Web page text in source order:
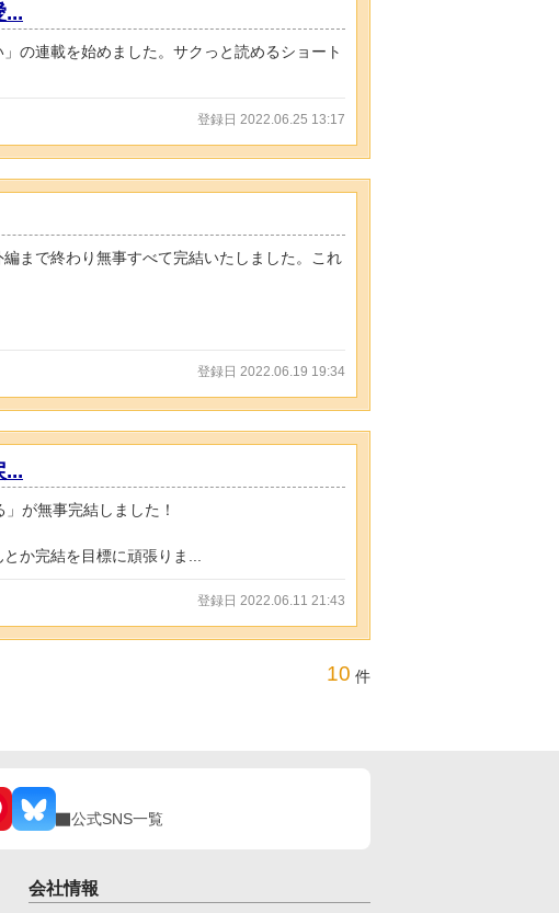
...
の連載を始めました。サクっと読めるショート
登録日 2022.06.25 13:17
まで終わり無事すべて完結いたしました。これ
登録日 2022.06.19 19:34
...
」が無事完結しました！
か完結を目標に頑張りま...
登録日 2022.06.11 21:43
10 件
公式SNS一覧
会社情報